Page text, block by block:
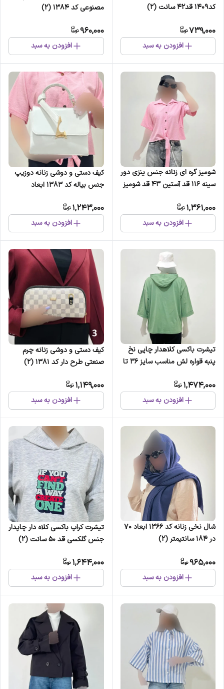
کد1409 قد42 سانت (2)
739,000
افزودن به سبد
مصنوعی کد 1384 (2)
960,000
افزودن به سبد
شومیز گره ای زنانه جنس ینزی دور
سینه 116 قد آستین 43 قد شومیز
1,361,000
افزودن به سبد
کیف دستی و دوشی زنانه دوزیپ
جنس بیاله کد 1383 ابعاد
1,243,000
افزودن به سبد
تیشرت باکسی کلاهدار چاپی نخ
پنبه قواره لش مناسب سایز 36 تا
1,474,000
افزودن به سبد
کیف دستی و دوشی زنانه چرم
صنعتی طرح دار کد 1381 (2)
1,149,000
افزودن به سبد
شال نخی زنانه کد 1366 ابعاد 70
در 184 سانتیمتر (2)
965,000
افزودن به سبد
تیشرت کراپ باکسی کلاه دار چاپدار
جنس گلکسی قد 50 سانت (2)
1,644,000
افزودن به سبد